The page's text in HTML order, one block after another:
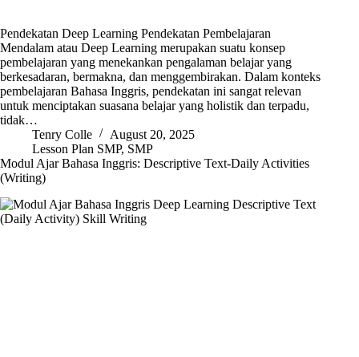
Pendekatan Deep Learning Pendekatan Pembelajaran
Mendalam atau Deep Learning merupakan suatu konsep
pembelajaran yang menekankan pengalaman belajar yang
berkesadaran, bermakna, dan menggembirakan. Dalam konteks
pembelajaran Bahasa Inggris, pendekatan ini sangat relevan
untuk menciptakan suasana belajar yang holistik dan terpadu,
tidak…
Tenry Colle
August 20, 2025
Lesson Plan SMP, SMP
Modul Ajar Bahasa Inggris: Descriptive Text-Daily Activities
(Writing)